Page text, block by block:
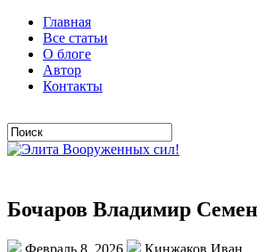
Главная
Все статьи
О блоге
Автор
Контакты
Бочаров Владимир
Февраль 8, 2026
Кинжаков Иван